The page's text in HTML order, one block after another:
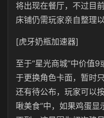
将出现在餐厅，不过目
床铺仍需玩家亲自整理
[虎牙奶瓶加速器]
至于“星光商城”中价值
于更换角色卡面，暂时
还有待公布，玩家可以
啾美食”中，如果鸡蛋